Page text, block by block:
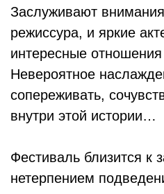
Заслуживают
режиссура, и яркие
интересные
Невероятное
сопереживать,
внутри этой истории…
Фестиваль близится
нетерпением